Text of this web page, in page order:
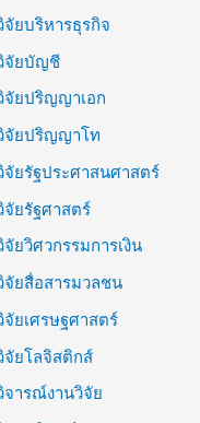
จัยบริหารธุรกิจ
จัยบัญชี
จัยปริญญาเอก
จัยปริญญาโท
จัยรัฐประศาสนศาสตร์
จัยรัฐศาสตร์
จัยวิศวกรรมการเงิน
จัยสื่อสารมวลชน
จัยเศรษฐศาสตร์
จัยโลจิสติกส์
จารณ์งานวิจัย